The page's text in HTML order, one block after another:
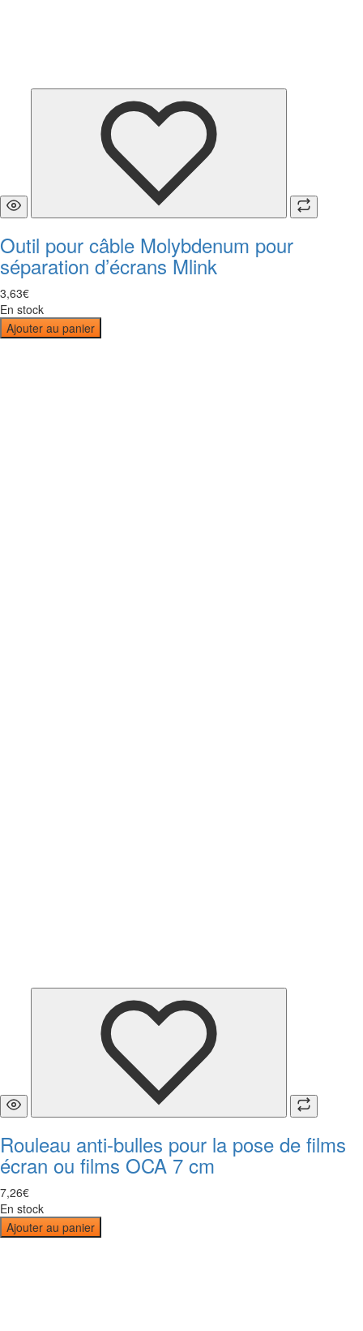
Outil pour câble Molybdenum pour
séparation d’écrans Mlink
3,63€
En stock
Ajouter au panier
Rouleau anti-bulles pour la pose de films
écran ou films OCA 7 cm
7,26€
En stock
Ajouter au panier